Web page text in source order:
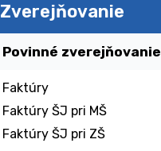
Zverejňovanie
Povinné zverejňovanie
Faktúry
Faktúry ŠJ pri MŠ
Faktúry ŠJ pri ZŠ